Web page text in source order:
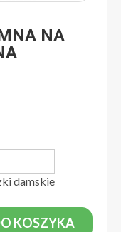
NA
damskie
KOSZYKA